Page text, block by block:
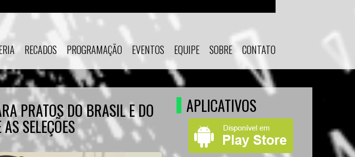
RECADOS PROGRAMAÇÃO EVENTOS EQUIPE SOBRE CONTATO
PRATOS DO BRASIL E DO
SELEÇÕES
APLICATIVOS